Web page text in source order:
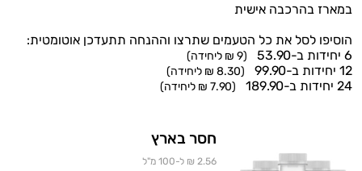
במארז בהרכבה אישית
הוסיפו לסל את כל הטעמים שתרצו וההנחה תתעדכן אוטומטית:
6 יחידות ב-53.90
(9 ₪ ליחידה)
12 יחידות ב-99.90 (8.30 ₪ ליחידה)
24 יחידות ב-189.90 (7.90 ₪ ליחידה)
חסר בארץ
2.56 ₪ ל-100 מ"ל